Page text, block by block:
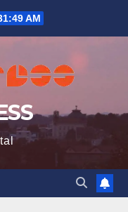
AM